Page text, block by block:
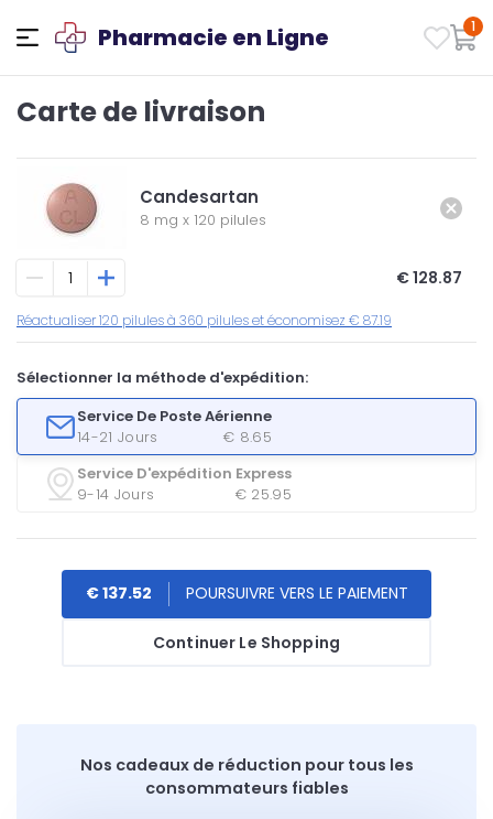
Pharmacie en Ligne 1
Carte de livraison
Candesartan
8 mg x 120 pilules
€ 128.87
Réactualiser 120 pilules à 360 pilules et économisez € 87.19
Sélectionner la méthode d'expédition:
Service De Poste Aérienne
14-21 Jours
€ 8.65
Service D'expédition Express
9-14 Jours
€ 25.95
Continuer Le Shopping
€ 137.52
Nos cadeaux de réduction pour tous les
consommateurs fiables